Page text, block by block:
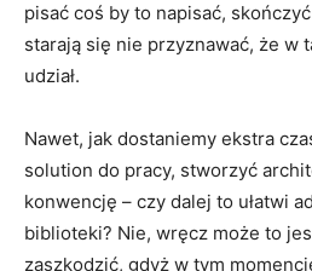
pisać coś by to napisać,
starają się nie przyznawać, że w
udział.
Nawet, jak dostaniemy ekstra
solution do pracy, stworzyć
konwencję – czy dalej to ułatwi
biblioteki? Nie, wręcz może to
zaszkodzić, gdyż w tym